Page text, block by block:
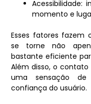
Acessibilidade:
momento e
Esses fatores fazem
se torne não
bastante eficiente
Além disso, o
uma sensação
confiança do usuário.